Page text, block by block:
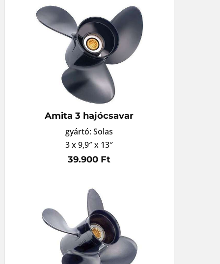
Amita 3 hajócsavar
gyártó: Solas
3 x 9,9″ x 13″
39.900 Ft